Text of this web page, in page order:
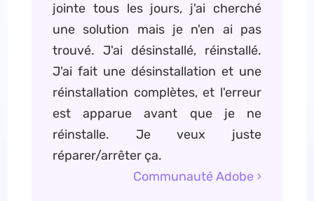
jointe tous les jours, j'ai cherché
une solution mais je n'en ai pas
trouvé. J'ai désinstallé, réinstallé.
J'ai fait une désinstallation et une
réinstallation complètes, et l'erreur
est apparue avant que je ne
réinstalle. Je veux juste
réparer/arrêter ça.
Communauté Adobe